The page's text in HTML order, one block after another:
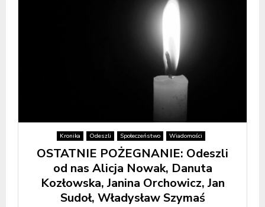
Kronika Odeszli Społeczeństwo Wiadomości
OSTATNIE POŻEGNANIE: Odeszli
od nas Alicja Nowak, Danuta
Kozłowska, Janina Orchowicz, Jan
Sudoł, Władysław Szymaś